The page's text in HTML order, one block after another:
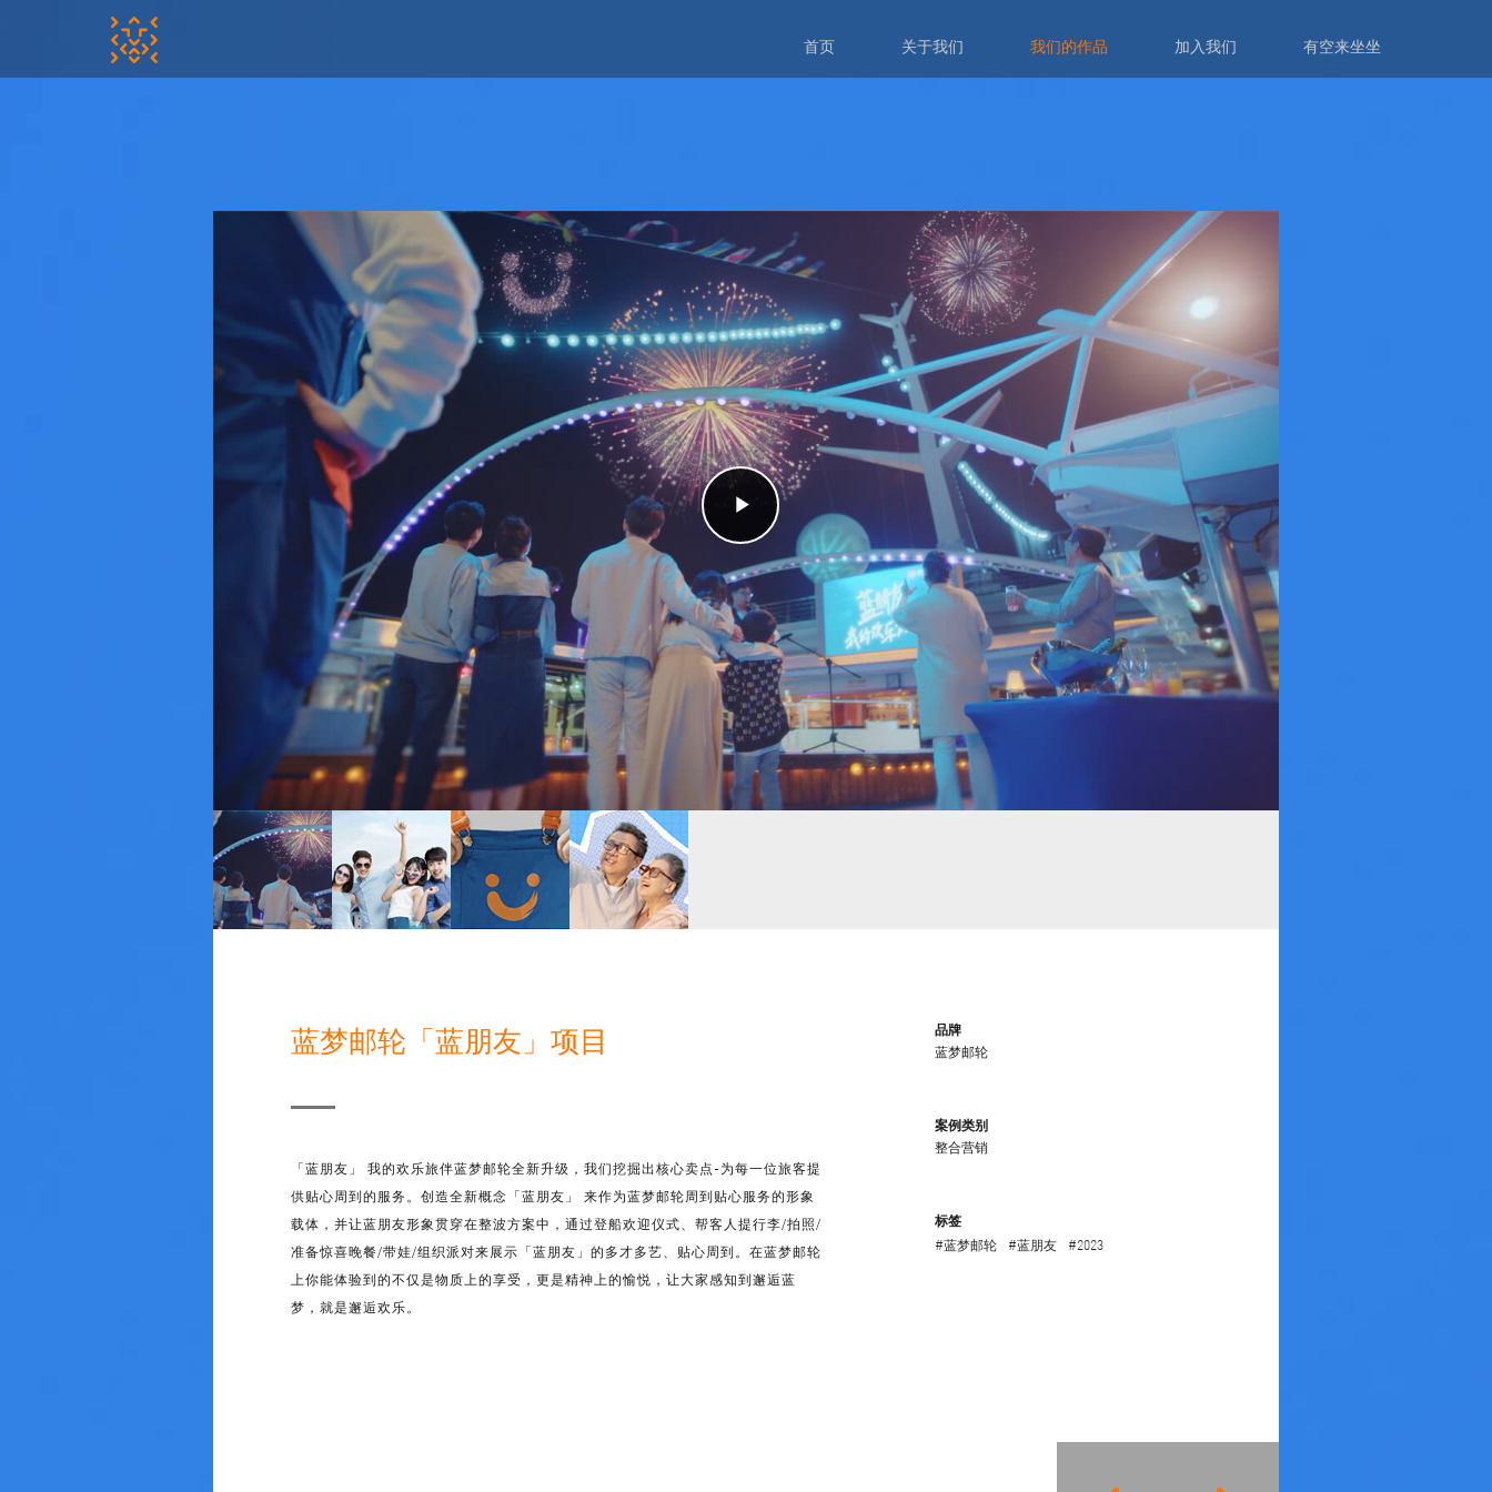
首页 关于我们 我们的作品 加入我们 有空来坐坐
Play
Video
蓝梦邮轮「蓝朋友」项目
「蓝朋友」 我的欢乐旅伴蓝梦邮轮全新升级，我们挖掘出核心卖点-为每一位旅客提
供贴心周到的服务。创造全新概念「蓝朋友」 来作为蓝梦邮轮周到贴心服务的形象
载体，并让蓝朋友形象贯穿在整波方案中，通过登船欢迎仪式、帮客人提行李/拍照/
准备惊喜晚餐/带娃/组织派对来展示「蓝朋友」的多才多艺、贴心周到。在蓝梦邮轮
上你能体验到的不仅是物质上的享受，更是精神上的愉悦，让大家感知到邂逅蓝
梦，就是邂逅欢乐。
品牌
蓝梦邮轮
案例类别
整合营销
标签
#蓝梦邮轮
#蓝朋友 #2023